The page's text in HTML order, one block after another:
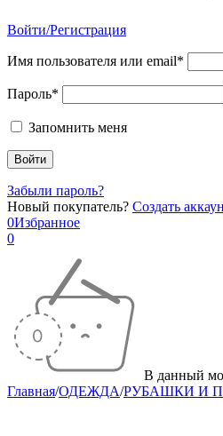
Войти/Регистрация
Имя пользователя или email*
Пароль*
Запомнить меня
Забыли пароль?
Новый покупатель? Создать
0Избранное
0
В данный
Главная/ОДЕЖДА/РУБАШКИ И